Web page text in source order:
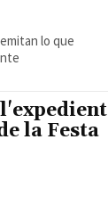
lo que
la Festa